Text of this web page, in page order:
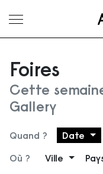
Ouvrir le menu
Foires
Cette
Gallery
Quand ? Date
Où ? Ville